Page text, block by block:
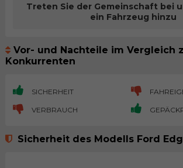
Treten Sie der Gemeinschaft bei
ein Fahrzeug hinzu
Vor- und Nachteile im Vergleich
Konkurrenten
SICHERHEIT
VERBRAUCH
Sicherheit des Modells Ford